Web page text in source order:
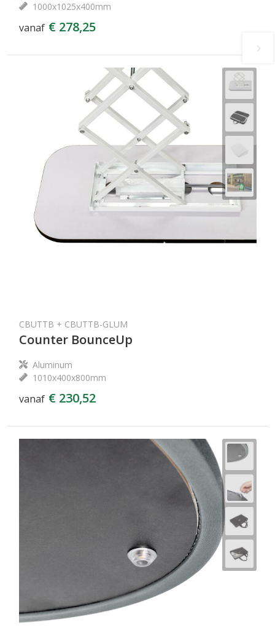
1000x1025x400mm
vanaf € 278,25
CBUTTB + CBUTTB-GLUM
Counter BounceUp
Aluminum
1010x400x800mm
vanaf € 230,52